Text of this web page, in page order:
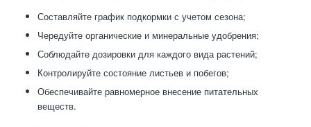
Составляйте график подкормки с учетом сезона;
Чередуйте органические и минеральные удобрения;
Соблюдайте дозировки для каждого вида растений;
Контролируйте состояние листьев и побегов;
Обеспечивайте равномерное внесение питательных
веществ.